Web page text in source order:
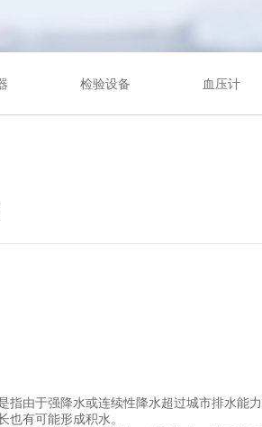
检验设备 血压计
由于强降水或连续性降水超过城市排水能力
也有可能形成积水。